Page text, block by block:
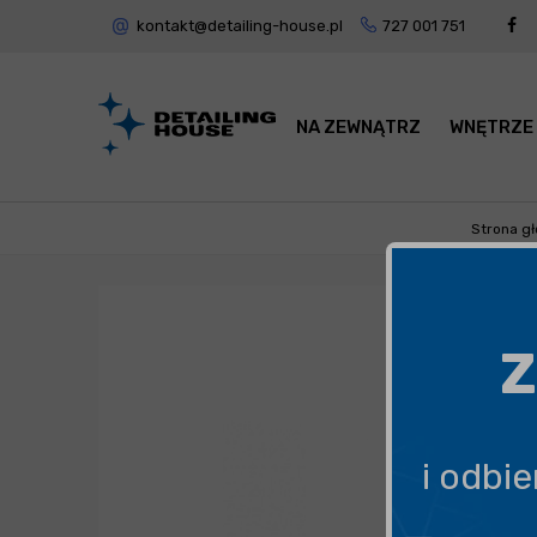
kontakt@detailing-house.pl 727 001 751
NA ZEWNĄTRZ WNĘTRZE
Strona
i